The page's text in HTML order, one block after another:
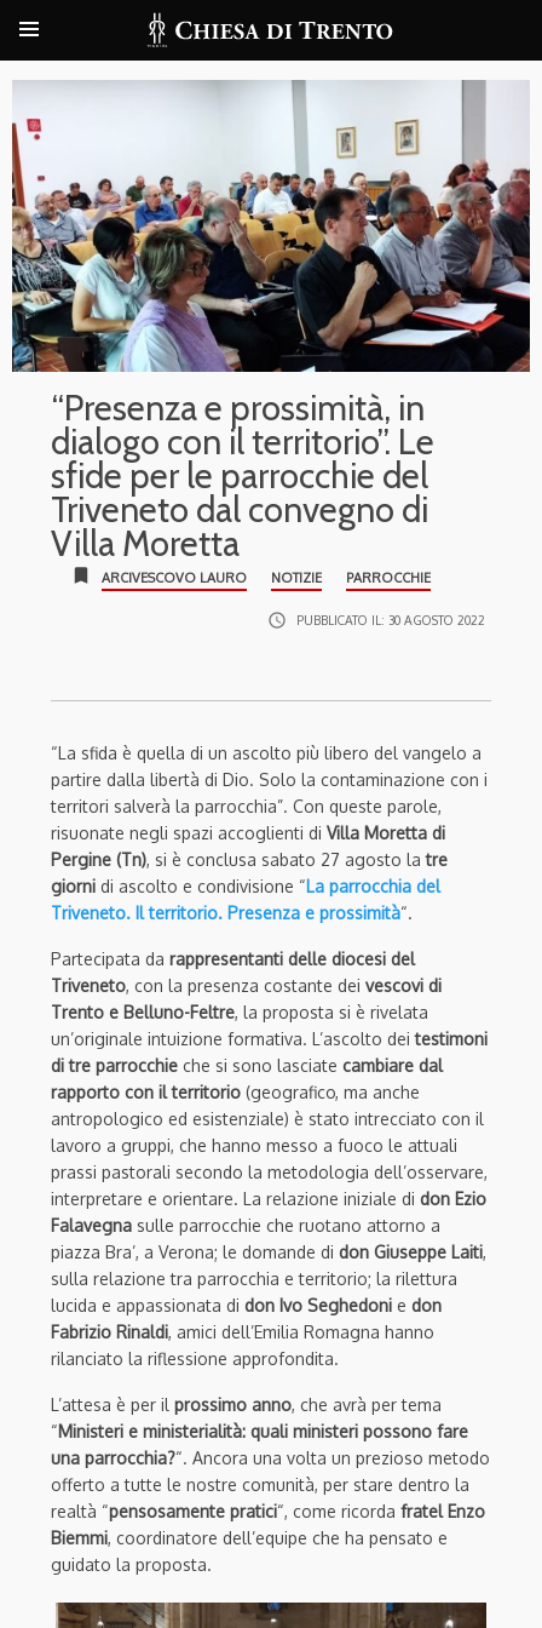
“Presenza e prossimità, in
dialogo con il territorio”. Le
sfide per le parrocchie del
Triveneto dal convegno di
Villa Moretta
bookmark ARCIVESCOVO LAURO NOTIZIE PARROCCHIE
access_time PUBBLICATO IL: 30 AGOSTO 2022
“La sfida è quella di un ascolto più libero del vangelo a
partire dalla libertà di Dio. Solo la contaminazione con i
territori salverà la parrocchia”. Con queste parole,
risuonate negli spazi accoglienti di Villa Moretta di
Pergine (Tn), si è conclusa sabato 27 agosto latre
giorni di ascolto e condivisione “La parrocchia del
Triveneto. Il territorio. Presenza e prossimità“.
Partecipata da rappresentanti delle diocesi del
Triveneto, con la presenza costante dei vescovi di
Trento e Belluno-Feltre, la proposta si è rivelata
un’originale intuizione formativa. L’ascolto deitestimoni
di tre parrocchie che si sono lasciate cambiare dal
rapporto con il territorio (geografico, ma anche
antropologico ed esistenziale) è stato intrecciato con il
lavoro a gruppi, che hanno messo a fuoco le attuali
prassi pastorali secondo la metodologia dell’osservare,
interpretare e orientare. La relazione iniziale di don Ezio
Falavegna sulle parrocchie che ruotano attorno a
piazza Bra’, a Verona; le domande di don Giuseppe Laiti,
sulla relazione tra parrocchia e territorio; la rilettura
lucida e appassionata di don Ivo Seghedoni e don
Fabrizio Rinaldi, amici dell’Emilia Romagna hanno
rilanciato la riflessione approfondita.
L’attesa è per il prossimo anno, che avrà per tema
“Ministeri e ministerialità: quali ministeri possono fare
una parrocchia?“. Ancora una volta un prezioso metodo
offerto a tutte le nostre comunità, per stare dentro la
realtà “pensosamente pratici“, come ricorda fratel Enzo
Biemmi, coordinatore dell’equipe che ha pensato e
guidato la proposta.